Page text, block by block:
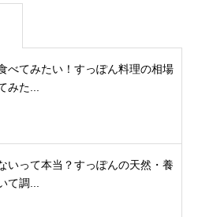
べてみたい！すっぽん料理の相場
みた...
いって本当？すっぽんの天然・養
て調...